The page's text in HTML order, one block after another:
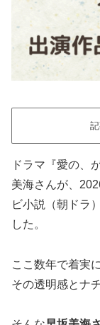
ドラマ『愛の、
美海さんが、
ビ小説（朝ドラ
した。
ここ数年で着実
その透明感とナ